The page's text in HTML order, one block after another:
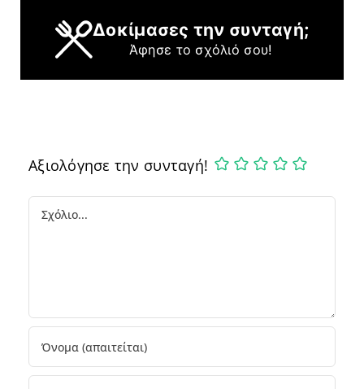
Δοκίμασες την συνταγή;
Άφησε το σχόλιό σου!
Αξιολόγησε την συνταγή!
Comment